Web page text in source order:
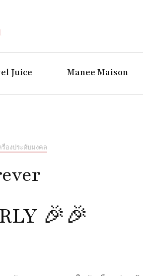
ครื่องประดับผู้หญิง จิวเวลรี จันทบุ
Juice Manee Maison
องประดับมงคล
🎉🎉